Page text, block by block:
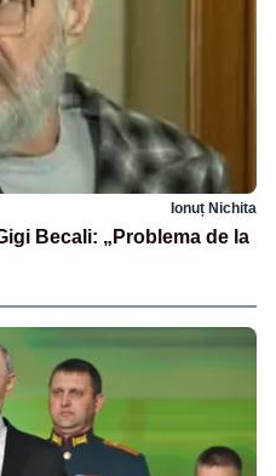
Ionuț Nichita
Becali: „Problema de la